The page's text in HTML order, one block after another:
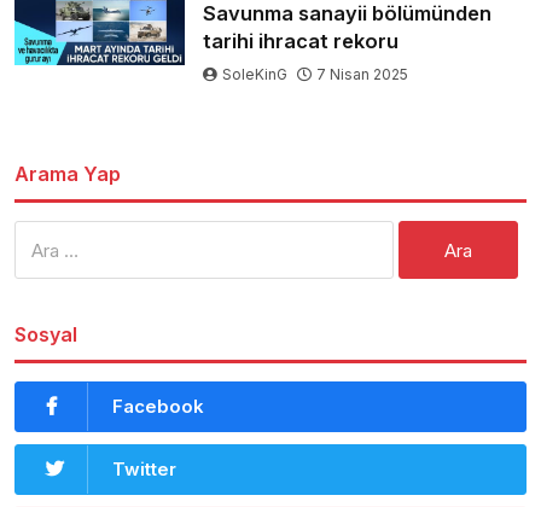
Savunma sanayii bölümünden
tarihi ihracat rekoru
SoleKinG 7 Nisan 2025
Arama Yap
Sosyal
Facebook
Twitter